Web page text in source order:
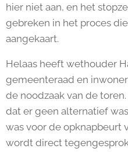
hier niet aan, en het
gebreken in het proces
aangekaart.
Helaas heeft wethouder
gemeenteraad en
de noodzaak van de
dat er geen alternatief
was voor de opknapbeurt
wordt direct